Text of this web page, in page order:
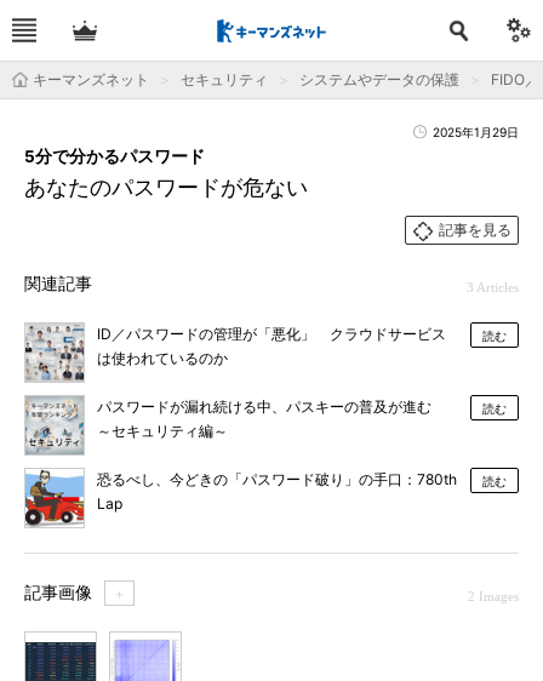
キーマンズネット セキュリティ システムやデータの保護 FIDO
2025年1月29日
あなたのパスワードが危ない
5分で分かるパスワード
記事を見る
関連記事 3 Articles
ID／パスワードの管理が「悪化」 クラウドサービス
は使われているのか
読む
パスワードが漏れ続ける中、パスキーの普及が進む
～セキュリティ編～
読む
恐るべし、今どきの「パスワード破り」の手口：780th
Lap
読む
記事画像 ＋ 2 Images